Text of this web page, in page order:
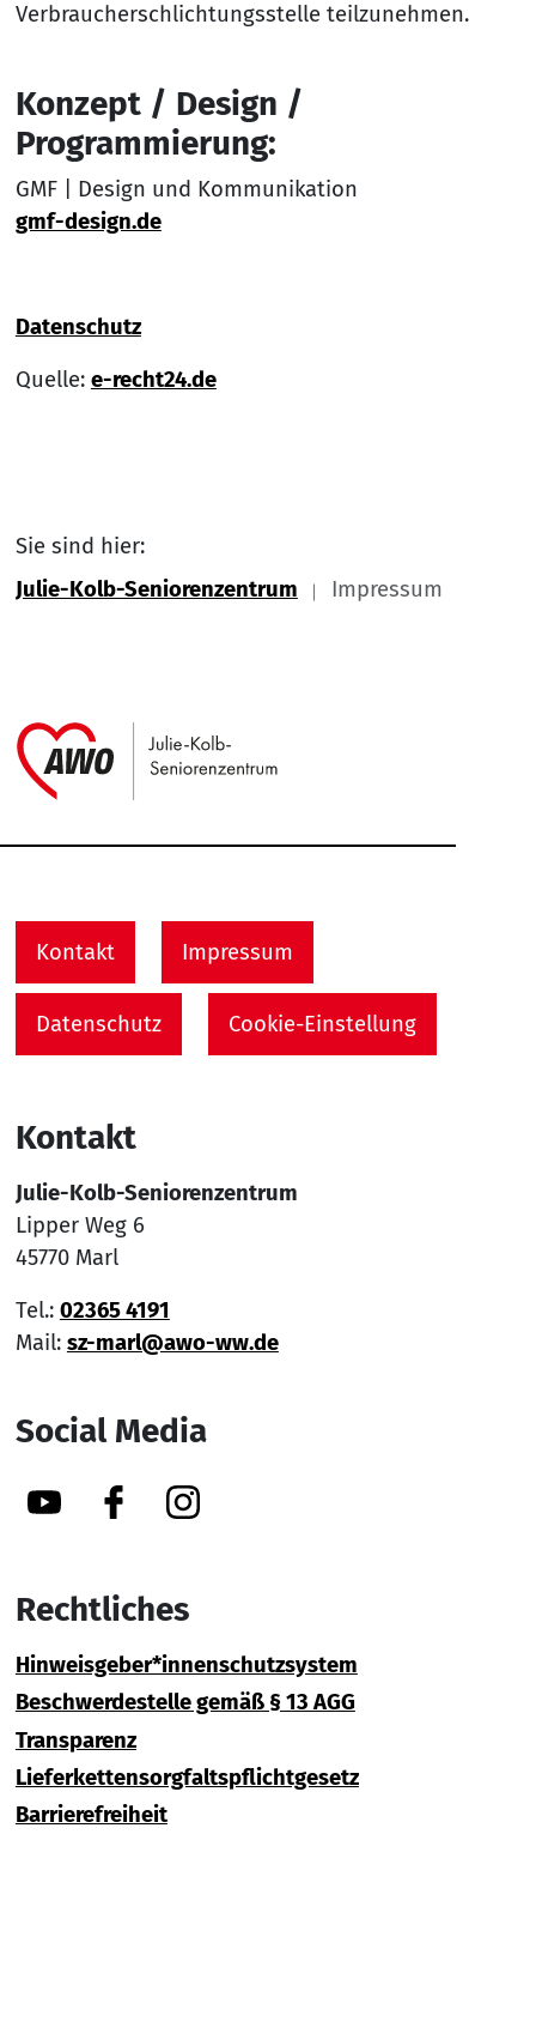
Verbraucherschlichtungsstelle teilzunehmen.
Konzept / Design /
Programmierung:
GMF | Design und Kommunikation
gmf-design.de
Datenschutz
Quelle: e-recht24.de
Sie sind hier:
Julie-Kolb-Seniorenzentrum
Impressum
Kontakt Impressum
Datenschutz Cookie-Einstellung
Kontakt
Julie-Kolb-Seniorenzentrum
Lipper Weg 6
45770 Marl
Tel.: 02365 4191
Mail: sz-marl@awo-ww.de
Social Media
YouTube FacebookInstagram
Rechtliches
Hinweisgeber*innenschutzsystem
Beschwerdestelle gemäß § 13 AGG
Transparenz
Lieferkettensorgfaltspflichtgesetz
Barrierefreiheit